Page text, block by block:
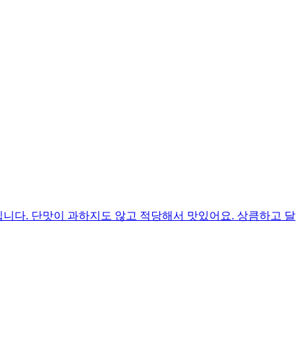
다. 단맛이 과하지도 않고 적당해서 맛있어요. 상큼하고 달